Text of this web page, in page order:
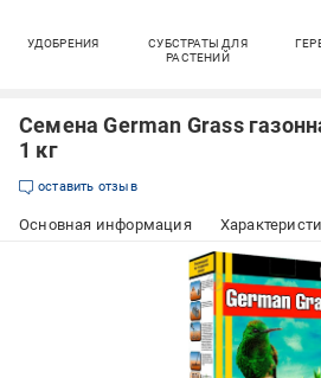
УДОБРЕНИЯ
СУБСТРАТЫ ДЛЯ
РАСТЕНИЙ
Семена German Grass
1 кг
оставить отзыв
Основная информация